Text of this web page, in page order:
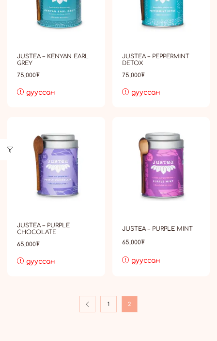
JUSTEA – KENYAN EARL
GREY
75,000₮
дууссан
JUSTEA – PEPPERMINT
DETOX
75,000₮
дууссан
JUSTEA – PURPLE
CHOCOLATE
65,000₮
дууссан
JUSTEA – PURPLE MINT
65,000₮
дууссан
1 2